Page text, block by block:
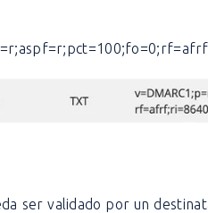
ser validado por un